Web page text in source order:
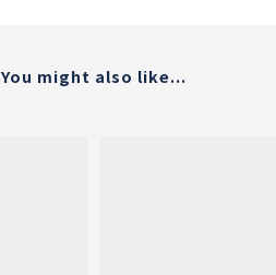
You might also like...